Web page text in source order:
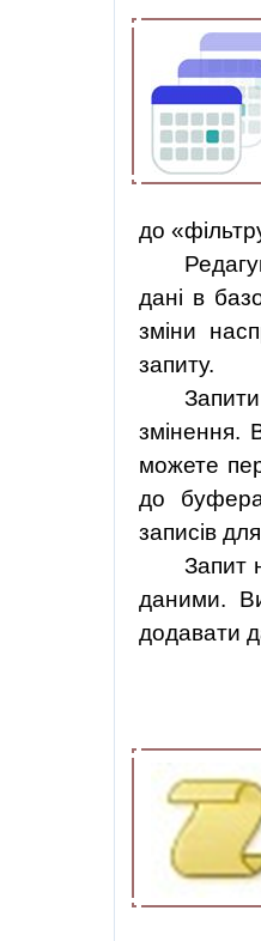
до
дані в
зміни
запиту.
змінення.
можете
до
записів
Запит
даними.
додавати